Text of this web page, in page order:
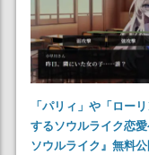
「パリィ」や「ロー
するソウルライク恋
ソウルライク』無料